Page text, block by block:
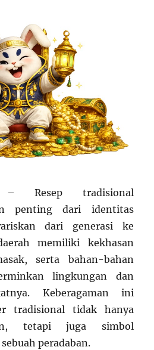
Resep tradisional
penting dari identitas
dari generasi ke
memiliki kekhasan
serta bahan-bahan
lingkungan dan
Keberagaman ini
tradisional tidak hanya
tetapi juga simbol
peradaban.